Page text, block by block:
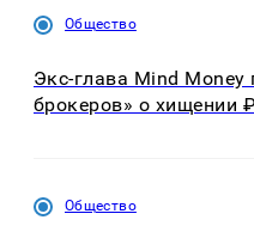
Общество
Экс-глава Mind Money
брокеров» о хищении
Общество